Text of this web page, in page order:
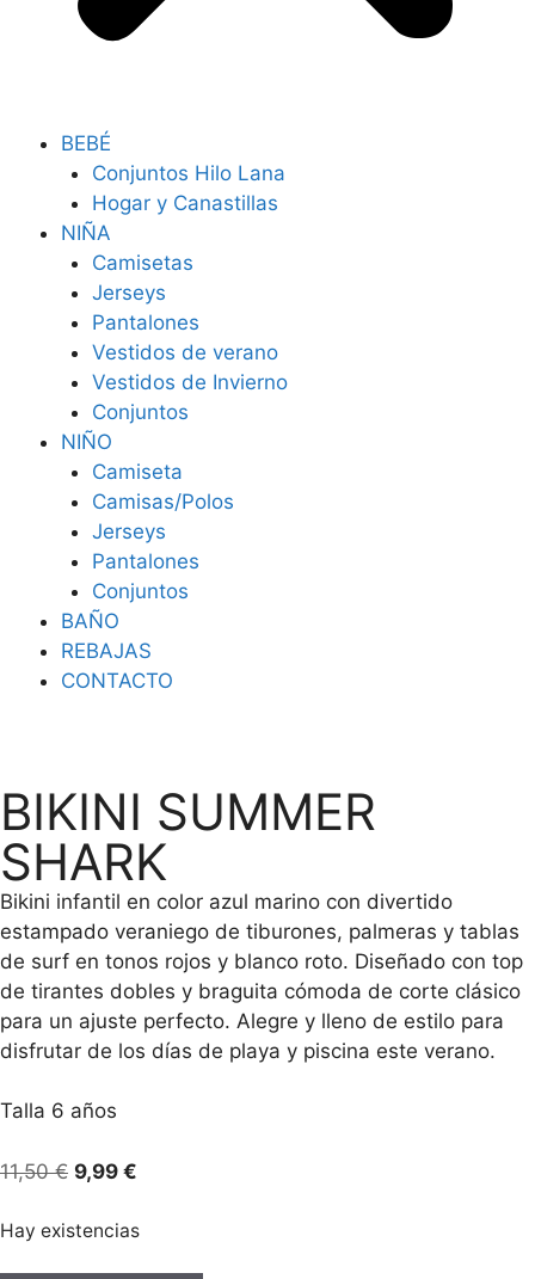
BEBÉ
Conjuntos Hilo Lana
Hogar y Canastillas
NIÑA
Camisetas
Jerseys
Pantalones
Vestidos de verano
Vestidos de Invierno
Conjuntos
NIÑO
Camiseta
Camisas/Polos
Jerseys
Pantalones
Conjuntos
BAÑO
REBAJAS
CONTACTO
BIKINI SUMMER
SHARK
Bikini infantil en color azul marino con divertido
estampado veraniego de tiburones, palmeras y tablas
de surf en tonos rojos y blanco roto. Diseñado con top
de tirantes dobles y braguita cómoda de corte clásico
para un ajuste perfecto. Alegre y lleno de estilo para
disfrutar de los días de playa y piscina este verano.
Talla 6 años
11,50€ 9,99 €
Hay existencias